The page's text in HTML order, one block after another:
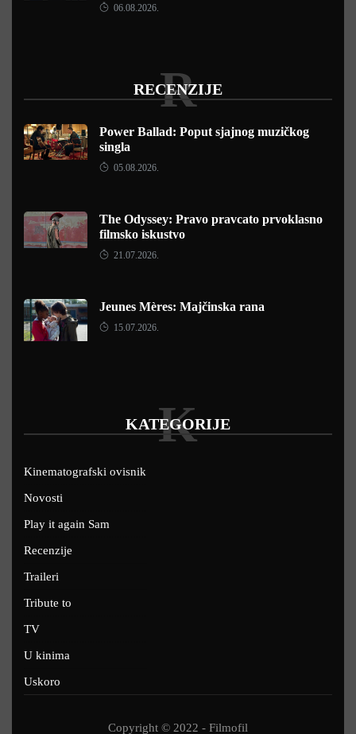
06.08.2026.
RECENZIJE
R
Power Ballad: Poput sjajnog muzičkog
singla
05.08.2026.
The Odyssey: Pravo pravcato prvoklasno
filmsko iskustvo
21.07.2026.
Jeunes Mères: Majčinska rana
15.07.2026.
KATEGORIJE
K
Kinematografski ovisnik
Novosti
Play it again Sam
Recenzije
Traileri
Tribute to
TV
U kinima
Uskoro
Copyright © 2022 - Filmofil